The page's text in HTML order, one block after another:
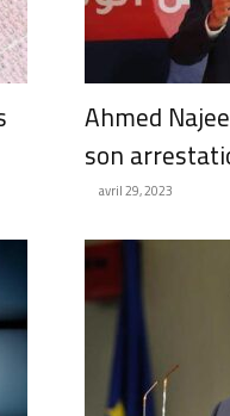
Ahmed
son
avril 29, 2023